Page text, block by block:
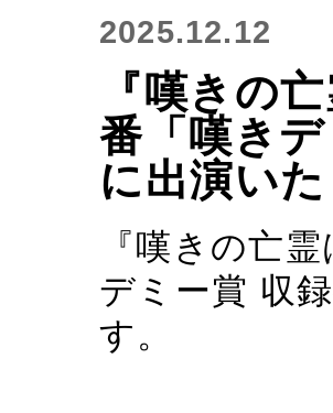
2025.12.12
『嘆きの
番「嘆き
に出演い
『嘆きの亡
デミー賞 収
す。